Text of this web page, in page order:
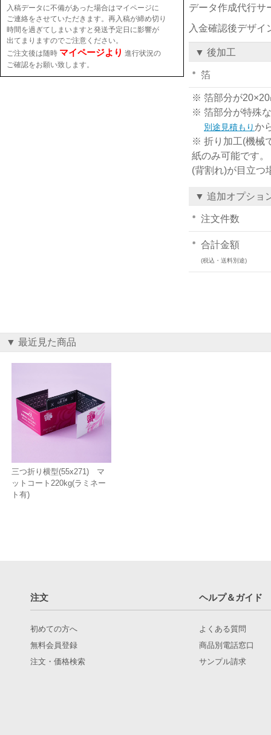
入稿データに不備があった場合はマイページに
ご連絡をさせていただきます。再入稿が締め切り
時間を過ぎてしまいますと発送予定日に影響が
出てまりますのでご注意ください。
ご注文後は随時 マイページより 進行状況の
ご確認をお願い致します。
データ作成代行サ
入金確認後デザイ
▼ 後加工
箔
※ 箔部分が20×20
※ 箔部分が特殊
別途見積もりか
※ 折り加工(機械
紙のみ可能です
(背割れ)が目立つ
▼ 追加オプショ
注文件数
合計金額
(税込・送料別途)
▼ 最近見た商品
三つ折り横型(55x271) マ
ットコート220kg(ラミネー
ト有)
注文 ヘルプ＆ガイド
初めての方へ
無料会員登録
注文・価格検索
よくある質問
商品別電話窓口
サンプル請求